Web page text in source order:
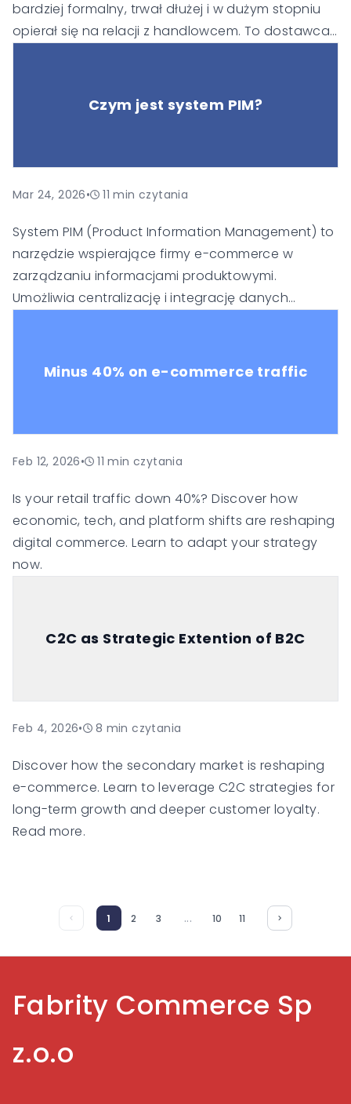
bardziej formalny, trwał dłużej i w dużym stopniu
opierał się na relacji z handlowcem. To dostawca
współpracy.Czym jest system PIM?
Mar 24, 2026• 11 min czytania
System PIM (Product Information Management) to
narzędzie wspierające firmy e-commerce w
zarządzaniu informacjami produktowymi.
Umożliwia centralizację i integrację danych
(omnichannel). Dzięki PIM przedsiębiorstwa mogą
miejscu, zachowując spójność i wysoką jakość
stanowi tzw. Single Source of Truth, co ogranicza
błędy i przyspiesza wprowadzanie produktów na
rynek.
Minus 40% on e-commerce traffic
Feb 12, 2026• 11 min czytania
Is your retail traffic down 40%? Discover how
economic, tech, and platform shifts are reshaping
digital commerce. Learn to adapt your strategy
now.
C2C as Strategic Extention of B2C
Feb 4, 2026• 8 min czytania
Discover how the secondary market is reshaping
e-commerce. Learn to leverage C2C strategies for
long-term growth and deeper customer loyalty.
Read more.
1 2 3 ... 10 11
Fabrity Commerce Sp
z.o.o